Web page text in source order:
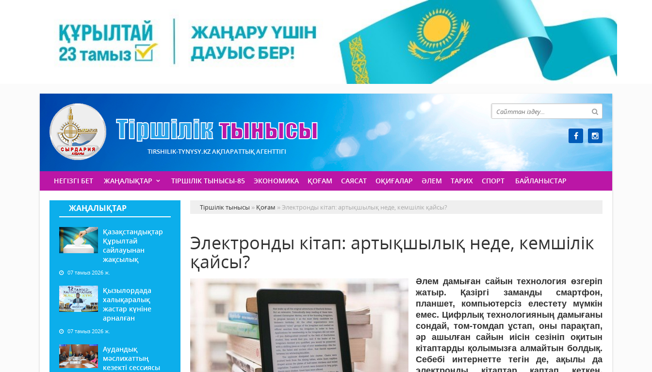
TIRSHILIK-TYNYSY.KZ АҚПАРАТТЫҚ АГЕНТТІГІ
НЕГІЗГІ БЕТ ЖАҢАЛЫҚТАР ТІРШІЛІК ТЫНЫСЫ-85 ЭКОНОМИКА ҚОҒАМ САЯСАТ ОҚИҒАЛАР ӘЛЕМ ТАРИХ СПОРТ БАЙЛАНЫСТАР
ЖАҢАЛЫҚТАР
Қазақстандықтар
Құрылтай
сайлауынан
жақсылық
07 тамыз 2026 ж.
Қызылордада
халықаралық
жастар күніне
арналған
07 тамыз 2026 ж.
Аудандық
мәслихаттың
кезекті сессиясы
Тіршілік тынысы » Қоғам » Электронды кітап: артықшылық неде, кемшілік қайсы?
Электронды кітап: артықшылық неде, кемшілік
қайсы?
Әлем дамыған сайын технология өзгеріп
жатыр. Қазіргі заманды смартфон,
планшет, компьютерсіз елестету мүмкін
емес. Цифрлық технологияның дамығаны
сондай, том-томдап ұстап, оны парақтап,
әр ашылған сайын иісін сезініп оқитын
кітаптарды қолымызға алмайтын болдық.
Себебі интернетте тегін де, ақылы да